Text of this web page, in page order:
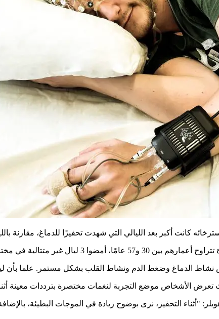
كانت أكبر بعد الليالي التي شهدت تحفيزًا للدماغ، مقارنة
وضغط الدم ونشاط القلب بشكل مستمر. علما بأن ليلة واحدة من 3 لم يكن
تعرض الأشخاص موضع التجربة لنغمات مختصرة بترددات معينة
"أثناء التحفيز، نرى بوضوح زيادة في الموجات البطيئة،